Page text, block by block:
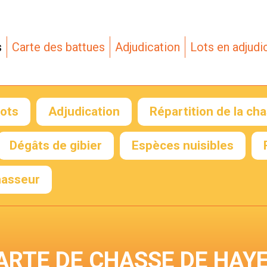
Carte des battues Adjudication Lots en
Adjudication Répartition de la
Envoyer mon RIB
Dégâts de gibier Espèces nuisibles
DE CHASSE DE